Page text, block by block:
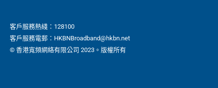
客戶服務熱綫：128100
客戶服務電郵：HKBNBroadband@hkbn.net
© 香港寬頻網絡有限公司 2023。版權所有